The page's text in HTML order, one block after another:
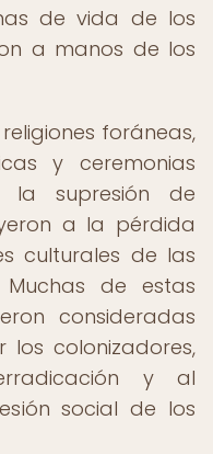
de vida de los
a manos de los
foráneas,
y ceremonias
la supresión de
a la pérdida
culturales de las
Muchas de estas
consideradas
colonizadores,
y al
social de los